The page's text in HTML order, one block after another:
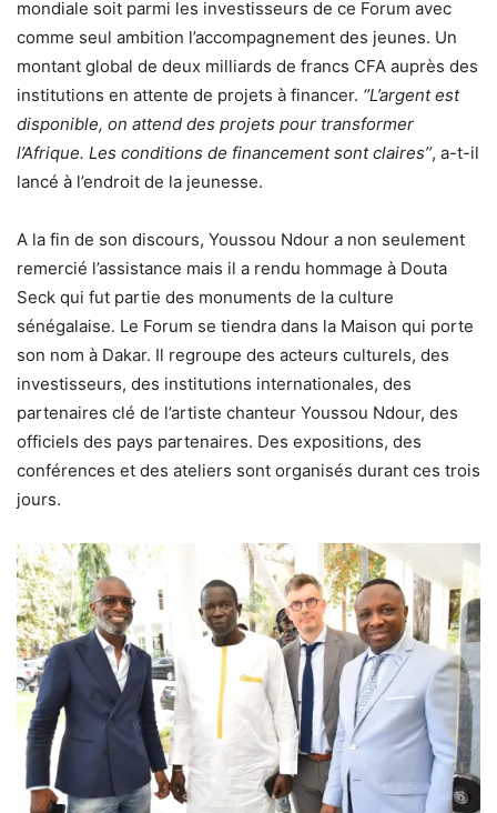
mondiale soit parmi les investisseurs de ce Forum avec
comme seul ambition l’accompagnement des jeunes. Un
montant global de deux milliards de francs CFA auprès des
institutions en attente de projets à financer. ‘’L’argent est
disponible, on attend des projets pour transformer
l’Afrique. Les conditions de financement sont claires’’, a-t-il
lancé à l’endroit de la jeunesse.
A la fin de son discours, Youssou Ndour a non seulement
remercié l’assistance mais il a rendu hommage à Douta
Seck qui fut partie des monuments de la culture
sénégalaise. Le Forum se tiendra dans la Maison qui porte
son nom à Dakar. Il regroupe des acteurs culturels, des
investisseurs, des institutions internationales, des
partenaires clé de l’artiste chanteur Youssou Ndour, des
officiels des pays partenaires. Des expositions, des
conférences et des ateliers sont organisés durant ces trois
jours.